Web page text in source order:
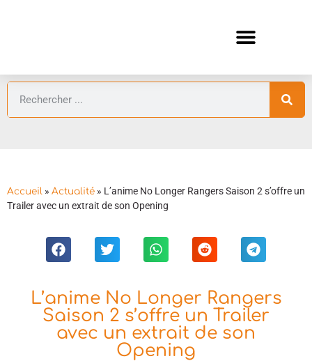
Accueil » Actualité » L’anime No Longer Rangers Saison 2 s’offre un
Trailer avec un extrait de son Opening
L’anime No Longer Rangers
Saison 2 s’offre un Trailer
avec un extrait de son
Opening